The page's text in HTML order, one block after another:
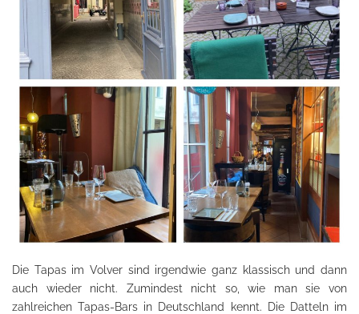
Die Tapas im Volver sind irgendwie ganz klassisch und dann
auch wieder nicht. Zumindest nicht so, wie man sie von
zahlreichen Tapas-Bars in Deutschland kennt. Die Datteln im